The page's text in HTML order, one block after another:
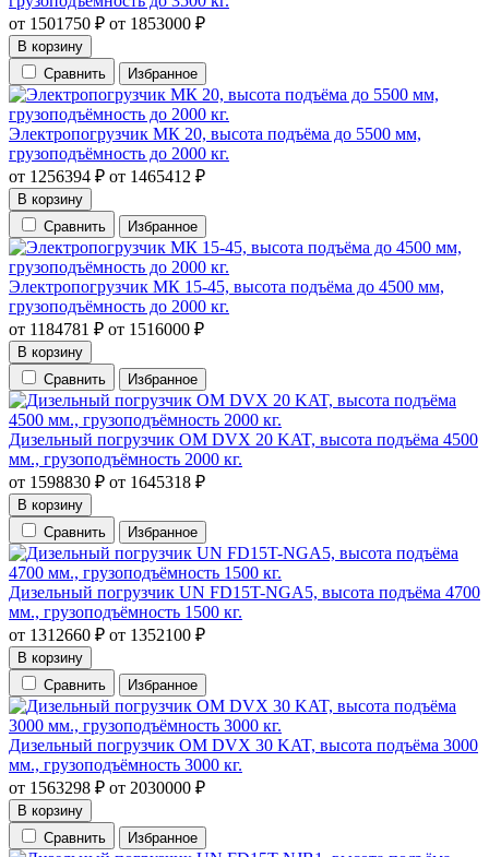
от 1501750 ₽ от 1853000 ₽
В корзину
Сравнить
Избранное
Электропогрузчик МК 20, высота подъёма до 5500 мм,
грузоподъёмность до 2000 кг.
от 1256394 ₽ от 1465412 ₽
В корзину
Сравнить
Избранное
Электропогрузчик МК 15-45, высота подъёма до 4500 мм,
грузоподъёмность до 2000 кг.
от 1184781 ₽ от 1516000 ₽
В корзину
Сравнить
Избранное
Дизельный погрузчик OM DVX 20 KAT, высота подъёма 4500
мм., грузоподъёмность 2000 кг.
от 1598830 ₽ от 1645318 ₽
В корзину
Сравнить
Избранное
Дизельный погрузчик UN FD15T-NGA5, высота подъёма 4700
мм., грузоподъёмность 1500 кг.
от 1312660 ₽ от 1352100 ₽
В корзину
Сравнить
Избранное
Дизельный погрузчик OM DVX 30 KAT, высота подъёма 3000
мм., грузоподъёмность 3000 кг.
от 1563298 ₽ от 2030000 ₽
В корзину
Сравнить
Избранное